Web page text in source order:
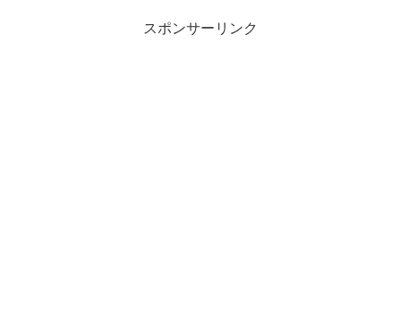
スポンサーリンク